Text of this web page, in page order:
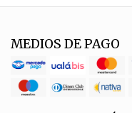
MEDIOS DE PAGO